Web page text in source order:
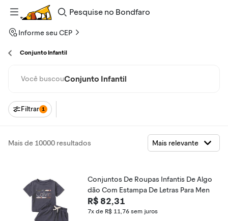
Pesquise
Bondfaro
Informe seu CEP
Conjunto Infantil
Você buscouConjunto Infantil
Filtrar 1
Mais de 10000 resultados
Conjuntos De Roupas Infantis De Algo
dão Com Estampa De Letras Para Men
R$ 82,31
7x de R$ 11,76 sem juros